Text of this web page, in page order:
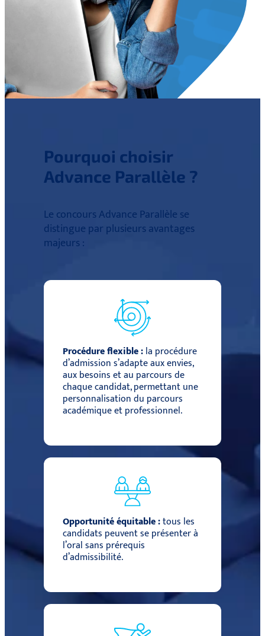
Pourquoi choisir
Advance Parallèle ?
Le concours Advance Parallèle se
distingue par plusieurs avantages
majeurs :
Procédure flexible :la procédure
d’admission s’adapte aux envies,
aux besoins et au parcours de
chaque candidat, permettant une
personnalisation du parcours
académique et professionnel.
Opportunité équitable :tous les
candidats peuvent se présenter à
l’oral sans prérequis
d’admissibilité.